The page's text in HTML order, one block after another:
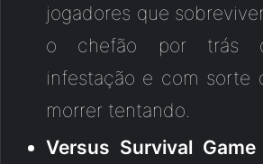
jogadores que
o chefão por trás
infestação e com sorte
morrer tentando.
Versus Survival